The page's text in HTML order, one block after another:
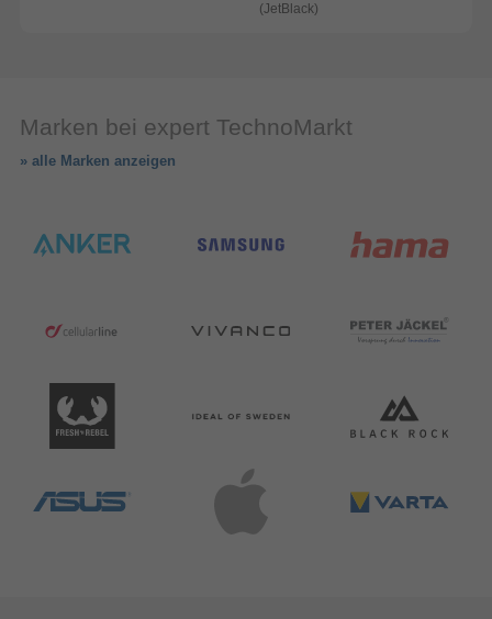
(JetBlack)
Marken bei expert TechnoMarkt
» alle Marken anzeigen